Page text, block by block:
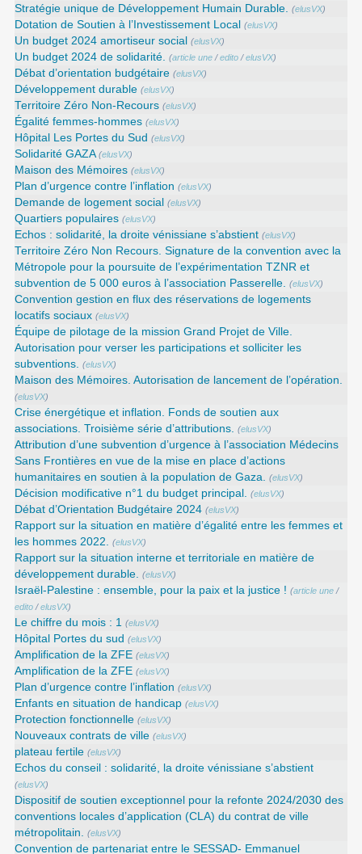
Stratégie unique de Développement Humain Durable. (elusVX)
Dotation de Soutien à l’Investissement Local (elusVX)
Un budget 2024 amortiseur social (elusVX)
Un budget 2024 de solidarité. (article une /edito /elusVX)
Débat d’orientation budgétaire (elusVX)
Développement durable (elusVX)
Territoire Zéro Non-Recours (elusVX)
Égalité femmes-hommes (elusVX)
Hôpital Les Portes du Sud (elusVX)
Solidarité GAZA (elusVX)
Maison des Mémoires (elusVX)
Plan d’urgence contre l’inflation (elusVX)
Demande de logement social (elusVX)
Quartiers populaires (elusVX)
Echos : solidarité, la droite vénissiane s’abstient (elusVX)
Territoire Zéro Non Recours. Signature de la convention avec la
Métropole pour la poursuite de l’expérimentation TZNR et
subvention de 5 000 euros à l’association Passerelle. (elusVX)
Convention gestion en flux des réservations de logements
locatifs sociaux (elusVX)
Équipe de pilotage de la mission Grand Projet de Ville.
Autorisation pour verser les participations et solliciter les
subventions. (elusVX)
Maison des Mémoires. Autorisation de lancement de l’opération.
(elusVX)
Crise énergétique et inflation. Fonds de soutien aux
associations. Troisième série d’attributions. (elusVX)
Attribution d’une subvention d’urgence à l’association Médecins
Sans Frontières en vue de la mise en place d’actions
humanitaires en soutien à la population de Gaza. (elusVX)
Décision modificative n°1 du budget principal. (elusVX)
Débat d’Orientation Budgétaire 2024 (elusVX)
Rapport sur la situation en matière d’égalité entre les femmes et
les hommes 2022. (elusVX)
Rapport sur la situation interne et territoriale en matière de
développement durable. (elusVX)
Israël-Palestine : ensemble, pour la paix et la justice ! (article une /
edito /elusVX)
Le chiffre du mois : 1 (elusVX)
Hôpital Portes du sud (elusVX)
Amplification de la ZFE (elusVX)
Amplification de la ZFE (elusVX)
Plan d’urgence contre l’inflation (elusVX)
Enfants en situation de handicap (elusVX)
Protection fonctionnelle (elusVX)
Nouveaux contrats de ville (elusVX)
plateau fertile (elusVX)
Echos du conseil : solidarité, la droite vénissiane s’abstient
(elusVX)
Dispositif de soutien exceptionnel pour la refonte 2024/2030 des
conventions locales d’application (CLA) du contrat de ville
métropolitain. (elusVX)
Convention de partenariat entre le SESSAD- Emmanuel